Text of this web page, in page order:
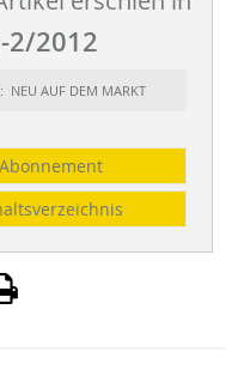
2/2012
NEU AUF DEM MARKT
Abonnement